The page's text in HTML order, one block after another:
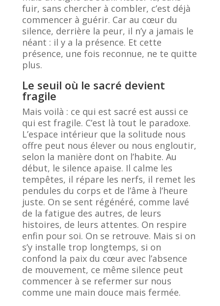
fuir, sans chercher à combler, c’est déjà
commencer à guérir. Car au cœur du
silence, derrière la peur, il n’y a jamais le
néant : il y a la présence. Et cette
présence, une fois reconnue, ne te quitte
plus.
Le seuil où le sacré devient
fragile
Mais voilà : ce qui est sacré est aussi ce
qui est fragile. C’est là tout le paradoxe.
L’espace intérieur que la solitude nous
offre peut nous élever ou nous engloutir,
selon la manière dont on l’habite. Au
début, le silence apaise. Il calme les
tempêtes, il répare les nerfs, il remet les
pendules du corps et de l’âme à l’heure
juste. On se sent régénéré, comme lavé
de la fatigue des autres, de leurs
histoires, de leurs attentes. On respire
enfin pour soi. On se retrouve. Mais si on
s’y installe trop longtemps, si on
confond la paix du cœur avec l’absence
de mouvement, ce même silence peut
commencer à se refermer sur nous
comme une main douce mais fermée.